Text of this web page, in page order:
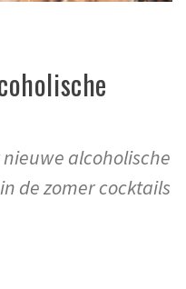
alcoholische
de zomer cocktails